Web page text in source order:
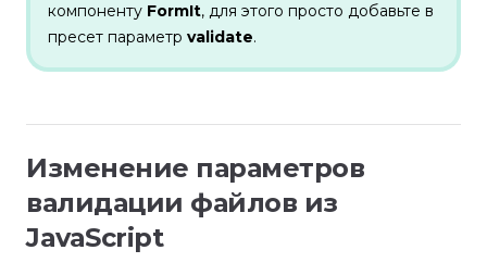
компоненту FormIt, для этого просто добавьте в
пресет параметр validate.
Изменение параметров
валидации файлов из
JavaScript